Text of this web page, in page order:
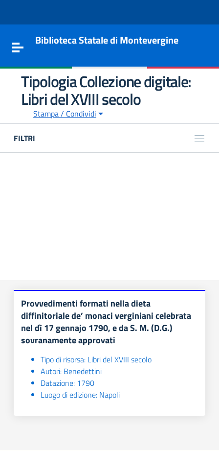
Toggle navigation
Biblioteca Statale di Montevergine
Tipologia Collezione digitale:
Libri del XVIII secolo
Stampa / Condividi
FILTRI
Provvedimenti formati nella dieta
diffinitoriale de’ monaci verginiani celebrata
nel dì 17 gennajo 1790, e da S. M. (D.G.)
sovranamente approvati
Tipo di risorsa: Libri del XVIII secolo
Autori: Benedettini
Datazione: 1790
Luogo di edizione: Napoli